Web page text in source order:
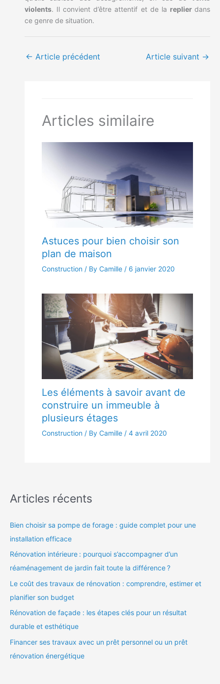
violents. Il convient d’être attentif et de la replierdans
ce genre de situation.
← Article précédent Article suivant →
Articles similaire
Astuces pour bien choisir son
plan de maison
Construction / By Camille / 6 janvier 2020
Les éléments à savoir avant de
construire un immeuble à
plusieurs étages
Construction / By Camille / 4 avril 2020
Articles récents
Bien choisir sa pompe de forage : guide complet pour une
installation efficace
Rénovation intérieure : pourquoi s’accompagner d’un
réaménagement de jardin fait toute la différence ?
Le coût des travaux de rénovation : comprendre, estimer et
planifier son budget
Rénovation de façade : les étapes clés pour un résultat
durable et esthétique
Financer ses travaux avec un prêt personnel ou un prêt
rénovation énergétique